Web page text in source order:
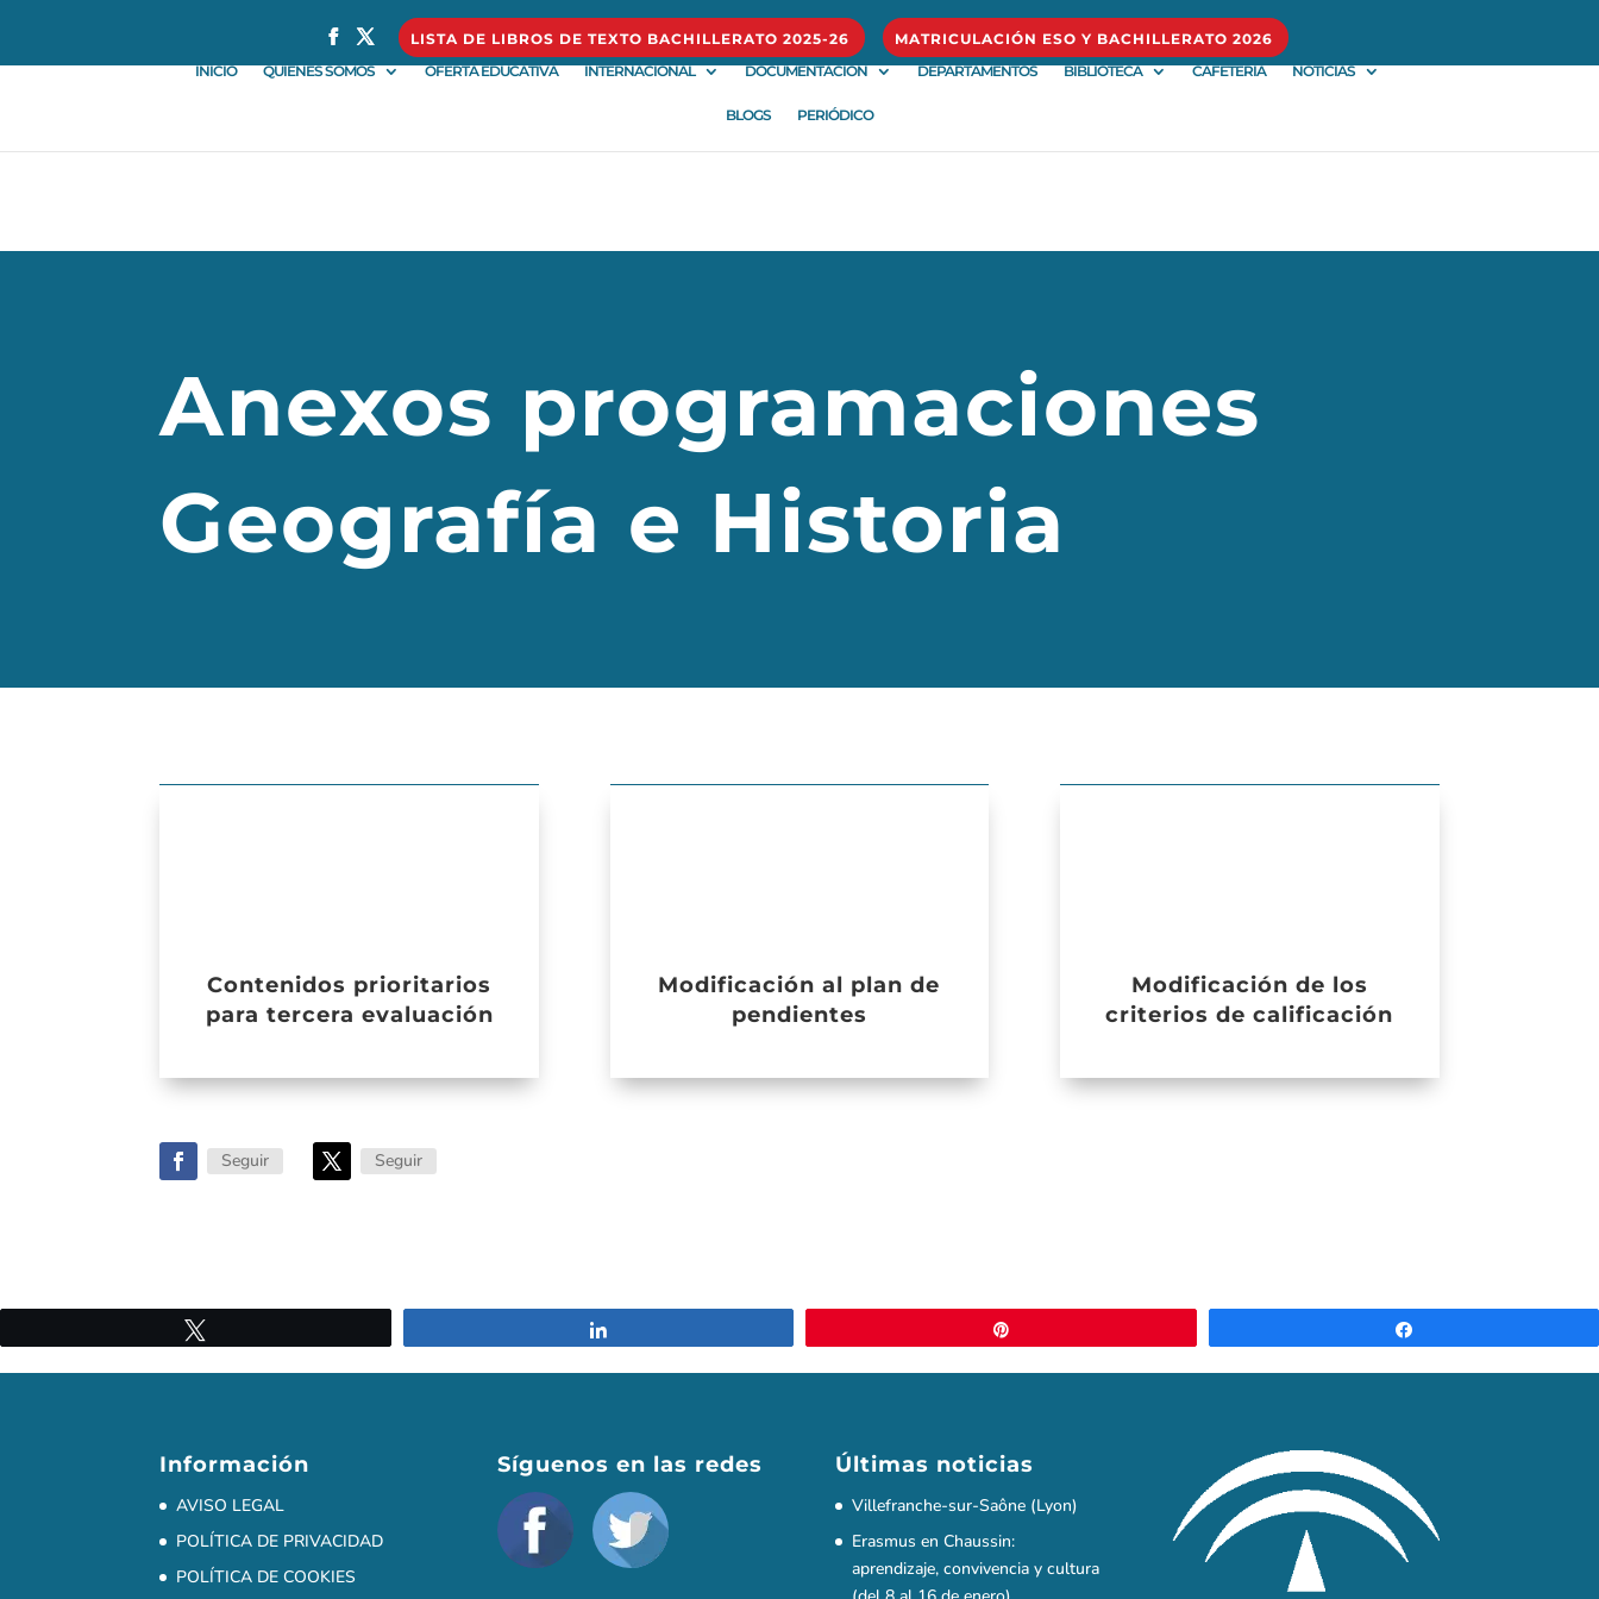
LISTA DE LIBROS DE TEXTO BACHILLERATO 2025-26
MATRICULACIÓN ESO Y BACHILLERATO 2026
INICIO
QUIÉNES SOMOS OFERTA EDUCATIVA INTERNACIONAL DOCUMENTACIÓN DEPARTAMENTOS BIBLIOTECA CAFETERÍA NOTICIAS
BLOGS PERIÓDICO
Anexos programaciones
Geografía e Historia
Contenidos prioritarios
para tercera evaluación
Modificación al plan de
pendientes
Modificación de los
criterios de calificación
Seguir Seguir
Información
AVISO LEGAL
POLÍTICA DE PRIVACIDAD
POLÍTICA DE COOKIES
Síguenos en las redes Últimas noticias
Villefranche-sur-Saône (Lyon)
Erasmus en Chaussin:
aprendizaje, convivencia y cultura